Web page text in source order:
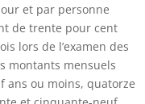
et par personne
de trente pour cent
lors de l’examen des
montants mensuels
ans ou moins, quatorze